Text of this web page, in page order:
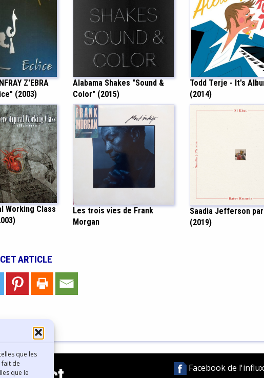
que les
de
que le
Z'EBRA
(2003)
Alabama Shakes "Sound &
Color" (2015)
Todd Terje - It's
(2014)
Working Class
Les trois vies de Frank
Morgan
Saadia Jefferson
(2019)
ARTICLE
Facebook de l'influx